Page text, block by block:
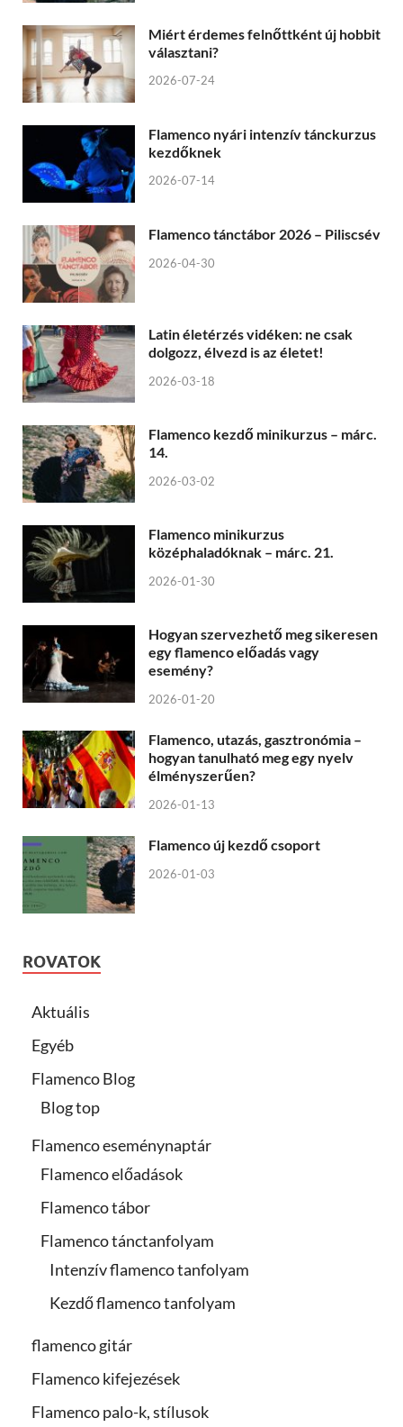
Miért érdemes felnőttként új hobbit
választani?
2026-07-24
Flamenco nyári intenzív tánckurzus
kezdőknek
2026-07-14
Flamenco tánctábor 2026 – Piliscsév
2026-04-30
Latin életérzés vidéken: ne csak
dolgozz, élvezd is az életet!
2026-03-18
Flamenco kezdő minikurzus – márc.
14.
2026-03-02
Flamenco minikurzus
középhaladóknak – márc. 21.
2026-01-30
Hogyan szervezhető meg sikeresen
egy flamenco előadás vagy
esemény?
2026-01-20
Flamenco, utazás, gasztronómia –
hogyan tanulható meg egy nyelv
élményszerűen?
2026-01-13
Flamenco új kezdő csoport
2026-01-03
ROVATOK
Aktuális
Egyéb
Flamenco Blog
Blog top
Flamenco eseménynaptár
Flamenco előadások
Flamenco tábor
Flamenco tánctanfolyam
Intenzív flamenco tanfolyam
Kezdő flamenco tanfolyam
flamenco gitár
Flamenco kifejezések
Flamenco palo-k, stílusok